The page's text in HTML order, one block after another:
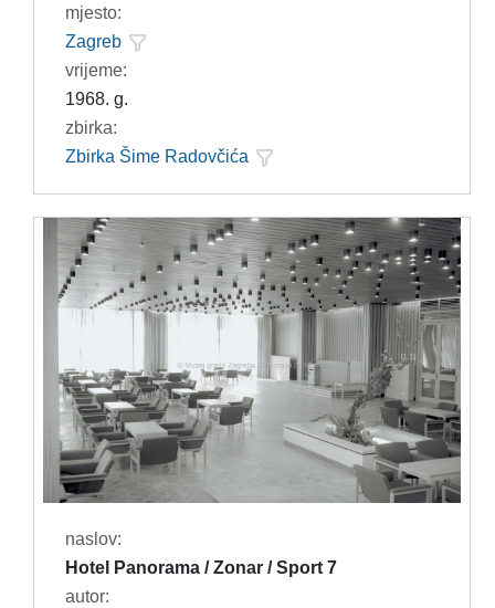
mjesto:
Zagreb
vrijeme:
1968. g.
zbirka:
Zbirka Šime Radovčića
naslov:
Hotel Panorama / Zonar / Sport 7
autor: